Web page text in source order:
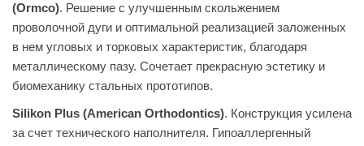
(Ormco). Решение с улучшенным скольжением
проволочной дуги и оптимальной реализацией заложенных
в нем угловых и торковых характеристик, благодаря
металлическому пазу. Сочетает прекрасную эстетику и
биомеханику стальных прототипов.
Silikon Plus (American Orthodontics). Конструкция усилена
за счет технического наполнителя. Гипоаллергенный